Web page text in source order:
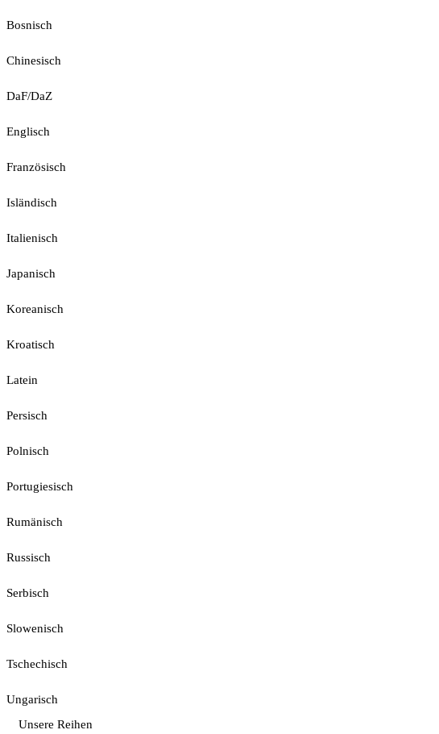
Bosnisch
Chinesisch
DaF/DaZ
Englisch
Französisch
Isländisch
Italienisch
Japanisch
Koreanisch
Kroatisch
Latein
Persisch
Polnisch
Portugiesisch
Rumänisch
Russisch
Serbisch
Slowenisch
Tschechisch
Ungarisch
Unsere Reihen